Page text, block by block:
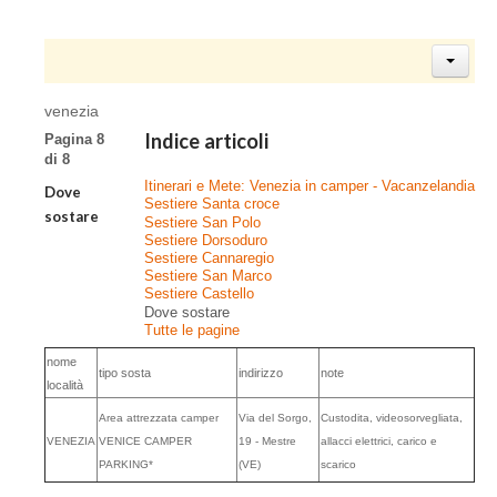
venezia
Indice articoli
Itinerari e Mete: Venezia in camper - Vacanzelandia
Sestiere Santa croce
Sestiere San Polo
Sestiere Dorsoduro
Sestiere Cannaregio
Sestiere San Marco
Sestiere Castello
Dove sostare
Tutte le pagine
Pagina 8
di 8
Dove
sostare
nome
località
tipo sosta indirizzo note
VENEZIA
Area attrezzata camper
VENICE CAMPER
PARKING*
Via del Sorgo,
19 - Mestre
(VE)
Custodita, videosorvegliata,
allacci elettrici, carico e
scarico